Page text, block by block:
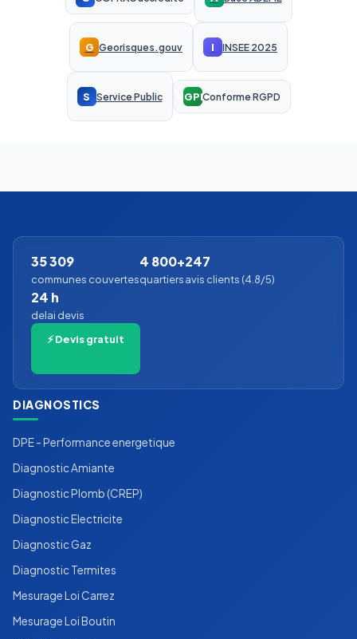
G Georisques.gouv I INSEE 2025
S Service Public RGPDConforme RGPD
35 309
communes couvertes
4 800+
quartiers
247
avis clients (4.8/5)
24 h
delai devis
⚡ Devis gratuit
DIAGNOSTICS
DPE - Performance energetique
Diagnostic Amiante
Diagnostic Plomb (CREP)
Diagnostic Electricite
Diagnostic Gaz
Diagnostic Termites
Mesurage Loi Carrez
Mesurage Loi Boutin